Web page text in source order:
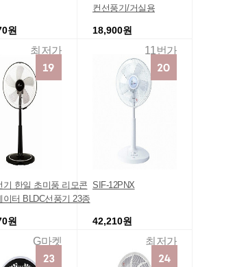
원
최저가
컨선풍기/거실용
18,900원
11번가
기 한일 초미풍 리모콘
이터 BLDC선풍기 23종
원
G마켓
SIF-12PNX
42,210원
최저가